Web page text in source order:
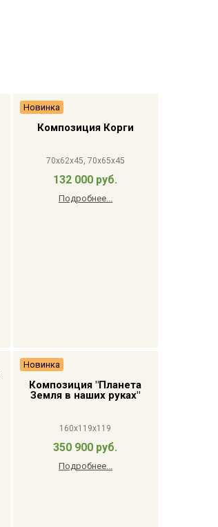
Новинка
Композиция Корги
70x62x45, 70x65x45
132 000 руб.
Подробнее...
Новинка
Композиция "Планета
Земля в наших руках"
160x119x119
350 900 руб.
Подробнее...